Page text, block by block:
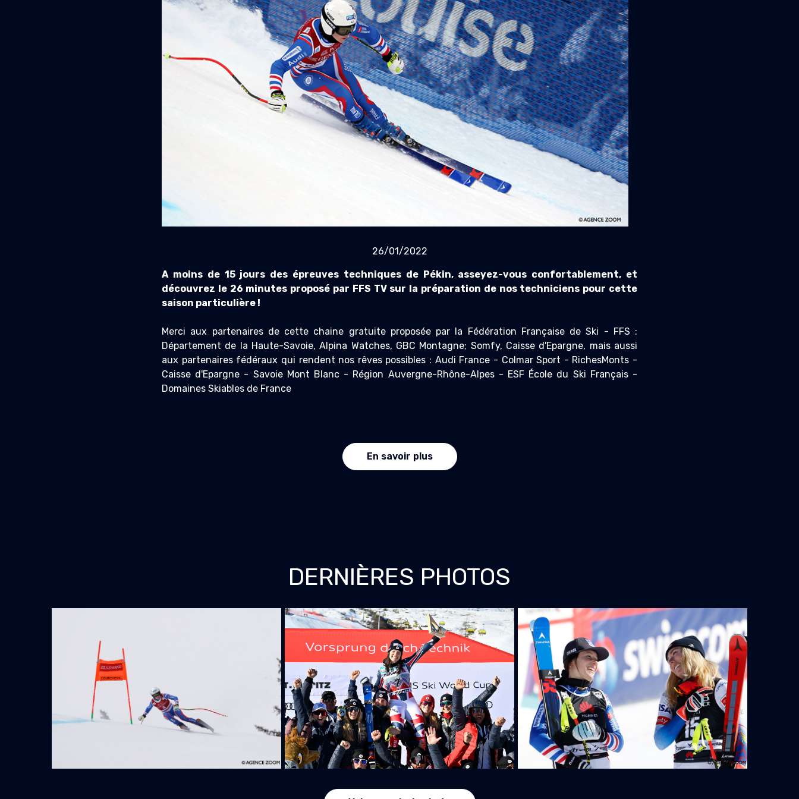
26/01/2022
A moins de 15 jours des épreuves techniques de Pékin, asseyez-vous confortablement, et
découvrez le 26 minutes proposé par FFS TV sur la préparation de nos techniciens pour cette
saison particulière !
Merci aux partenaires de cette chaine gratuite proposée par la Fédération Française de Ski - FFS :
Département de la Haute-Savoie, Alpina Watches, GBC Montagne; Somfy, Caisse d'Epargne, mais aussi
aux partenaires fédéraux qui rendent nos rêves possibles : Audi France - Colmar Sport - RichesMonts -
Caisse d'Epargne - Savoie Mont Blanc - Région Auvergne-Rhône-Alpes - ESF École du Ski Français -
Domaines Skiables de France
En savoir plus
DERNIÈRES PHOTOS